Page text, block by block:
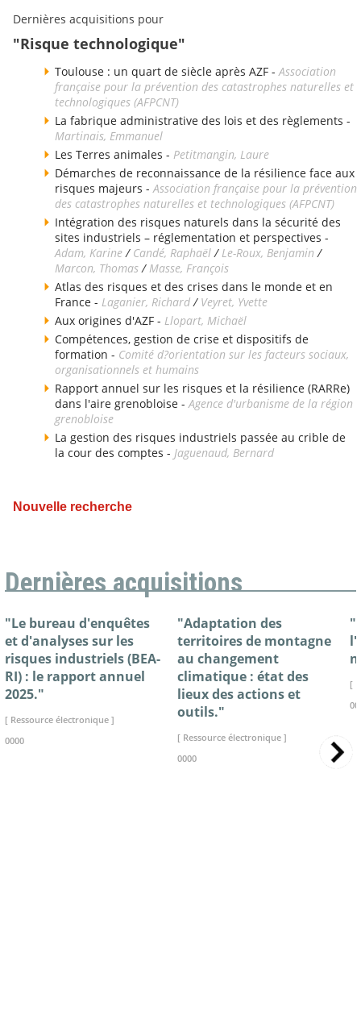
Dernières acquisitions pour
"Risque technologique"
Toulouse : un quart de siècle après AZF -Association
française pour la prévention des catastrophes naturelles et
technologiques (AFPCNT)
La fabrique administrative des lois et des règlements -
Martinais, Emmanuel
Les Terres animales - Petitmangin, Laure
Démarches de reconnaissance de la résilience face aux
risques majeurs -Association française pour la prévention
des catastrophes naturelles et technologiques (AFPCNT)
Intégration des risques naturels dans la sécurité des
sites industriels – réglementation et perspectives -
Adam, Karine/ Candé, Raphaël/ Le-Roux, Benjamin /
Marcon, Thomas/Masse, François
Atlas des risques et des crises dans le monde et en
France - Laganier, Richard/ Veyret, Yvette
Aux origines d'AZF - Llopart, Michaël
Compétences, gestion de crise et dispositifs de
formation - Comité d?orientation sur les facteurs sociaux,
organisationnels et humains
Rapport annuel sur les risques et la résilience (RARRe)
dans l'aire grenobloise -Agence d'urbanisme de la région
grenobloise
La gestion des risques industriels passée au crible de
la cour des comptes - Jaguenaud, Bernard
Nouvelle recherche
Dernières acquisitions
"Le bureau d'enquêtes
et d'analyses sur les
risques industriels (BEA-
RI) : le rapport annuel
2025."
[ Ressource électronique ]
0000
"Adaptation des
territoires de montagne
au changement
climatique : état des
lieux des actions et
outils."
[ Ressource électronique ]
0000
[